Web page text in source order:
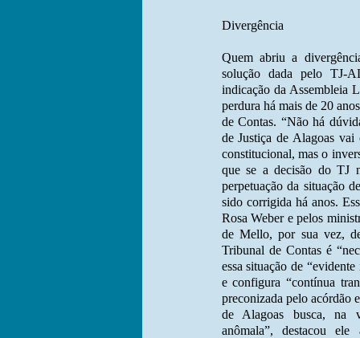
Divergência
Quem abriu a
solução dada pelo TJ-
indicação da Assembleia
perdura há mais de 20
de Contas. “Não há
de Justiça de Alagoas vai
constitucional, mas o
que se a decisão do TJ
perpetuação da situação
sido corrigida há anos.
Rosa Weber e pelos
de Mello, por sua vez,
Tribunal de Contas é
essa situação de
e configura “contínua
preconizada pelo acórdão
de Alagoas busca, na
anômala”, destacou